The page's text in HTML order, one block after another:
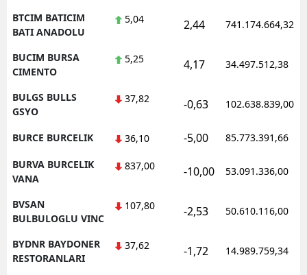
BTCIM BATICIM
BATI ANADOLU
5,04 2,44 741.174.664,32
BUCIM BURSA
CIMENTO
5,25 4,17 34.497.512,38
BULGS BULLS
GSYO
37,82 -0,63 102.638.839,00
BURCE BURCELIK 36,10 -5,00 85.773.391,66
BURVA BURCELIK
VANA
837,00 -10,00 53.091.336,00
BVSAN
BULBULOGLU VINC
107,80 -2,53 50.610.116,00
BYDNR BAYDONER
RESTORANLARI
37,62 -1,72 14.989.759,34